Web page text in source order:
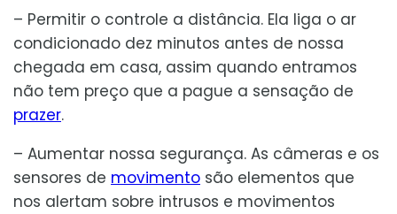
– Permitir o controle a distância. Ela liga o ar
condicionado dez minutos antes de nossa
chegada em casa, assim quando entramos
não tem preço que a pague a sensação de
prazer.
– Aumentar nossa segurança. As câmeras e os
sensores de movimento são elementos que
nos alertam sobre intrusos e movimentos